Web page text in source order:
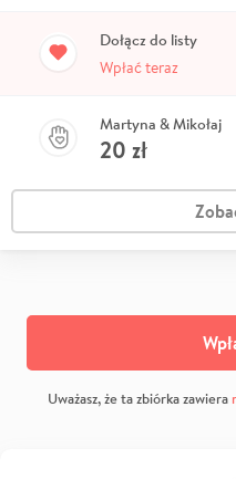
Dołącz do listy
Wpłać teraz
Martyna & Mikołaj
20 zł
Uważasz, że ta zbiórka zawiera